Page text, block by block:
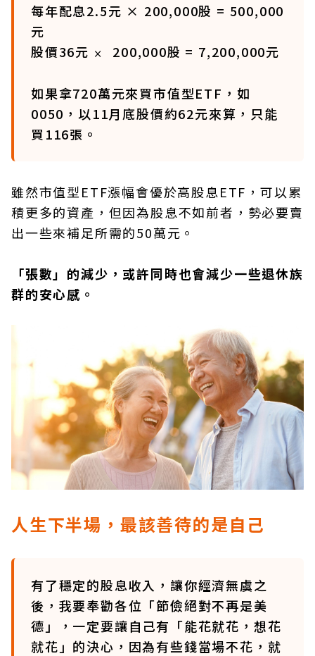
每年配息2.5元 × 200,000股 = 500,000
元
股價36元 × 200,000股 = 7,200,000元
如果拿720萬元來買市值型ETF，如
0050，以11月底股價約62元來算，只能
買116張。
雖然市值型ETF漲幅會優於高股息ETF，可以累
積更多的資產，但因為股息不如前者，勢必要賣
出一些來補足所需的50萬元。
「張數」的減少，或許同時也會減少一些退休族
群的安心感。
人生下半場，最該善待的是自己
有了穩定的股息收入，讓你經濟無虞之
後，我要奉勸各位「節儉絕對不再是美
德」，一定要讓自己有「能花就花，想花
就花」的決心，因為有些錢當場不花，就